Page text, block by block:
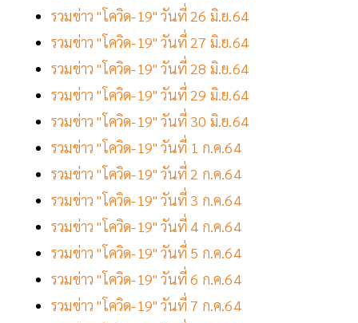
รวมข่าว "โควิด-19" วันที่ 26 มิ.ย.64
รวมข่าว "โควิด-19" วันที่ 27 มิ.ย.64
รวมข่าว "โควิด-19" วันที่ 28 มิ.ย.64
รวมข่าว "โควิด-19" วันที่ 29 มิ.ย.64
รวมข่าว "โควิด-19" วันที่ 30 มิ.ย.64
รวมข่าว "โควิด-19" วันที่ 1 ก.ค.64
รวมข่าว "โควิด-19" วันที่ 2 ก.ค.64
รวมข่าว "โควิด-19" วันที่ 3 ก.ค.64
รวมข่าว "โควิด-19" วันที่ 4 ก.ค.64
รวมข่าว "โควิด-19" วันที่ 5 ก.ค.64
รวมข่าว "โควิด-19" วันที่ 6 ก.ค.64
รวมข่าว "โควิด-19" วันที่ 7 ก.ค.64